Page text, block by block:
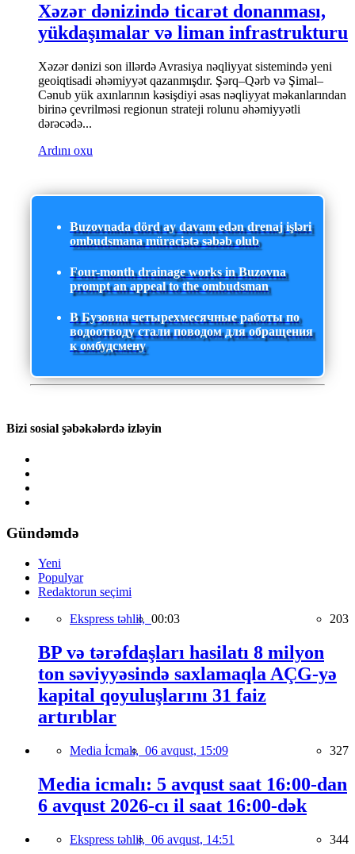
Xəzər dənizində ticarət donanması,
yükdaşımalar və liman infrastrukturu
Xəzər dənizi son illərdə Avrasiya nəqliyyat sistemində yeni
geoiqtisadi əhəmiyyət qazanmışdır. Şərq–Qərb və Şimal–
Cənub yük axınlarının kəsişdiyi əsas nəqliyyat məkanlarından
birinə çevrilməsi regionun strateji rolunu əhəmiyyətli
dərəcədə...
Ardını oxu
Buzovnada dörd ay davam edən drenaj işləri
ombudsmana müraciətə səbəb olub
Four-month drainage works in Buzovna
prompt an appeal to the ombudsman
В Бузовна четырехмесячные работы по
водоотводу стали поводом для обращения
к омбудсмену
Bizi sosial şəbəkələrdə izləyin
Gündəmdə
Yeni
Populyar
Redaktorun seçimi
Ekspress təhlil, 00:03 203
BP və tərəfdaşları hasilatı 8 milyon
ton səviyyəsində saxlamaqla AÇG-yə
kapital qoyuluşlarını 31 faiz
artırıblar
Media İcmalı, 06 avqust, 15:09 327
Media icmalı: 5 avqust saat 16:00-dan
6 avqust 2026-cı il saat 16:00-dək
Ekspress təhlil, 06 avqust, 14:51 344